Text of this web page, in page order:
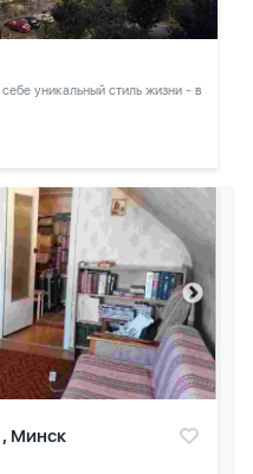
уникальный стиль жизни - в
, Минск